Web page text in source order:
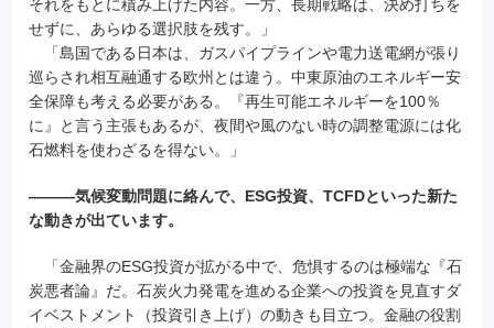
それをもとに積み上げた内容。一方、長期戦略は、決め打ちを
せずに、あらゆる選択肢を残す。」
「島国である日本は、ガスパイプラインや電力送電網が張り
巡らされ相互融通する欧州とは違う。中東原油のエネルギー安
全保障も考える必要がある。『再生可能エネルギーを100％
に』と言う主張もあるが、夜間や風のない時の調整電源には化
石燃料を使わざるを得ない。」
―――気候変動問題に絡んで、ESG投資、TCFDといった新た
な動きが出ています。
「金融界のESG投資が拡がる中で、危惧するのは極端な『石
炭悪者論』だ。石炭火力発電を進める企業への投資を見直すダ
イベストメント（投資引き上げ）の動きも目立つ。金融の役割